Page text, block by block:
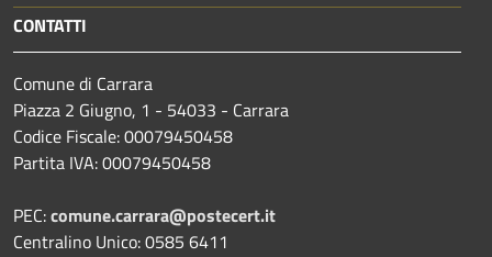
CONTATTI
Comune di Carrara
Piazza 2 Giugno, 1 - 54033 - Carrara
Codice Fiscale: 00079450458
Partita IVA: 00079450458
PEC:comune.carrara@postecert.it
Centralino Unico: 0585 6411